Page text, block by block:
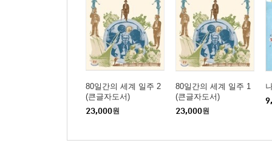
80일간의 세계 일주 2
(큰글자도서)
23,000원
80일간의 세계 일주 1
(큰글자도서)
23,000원